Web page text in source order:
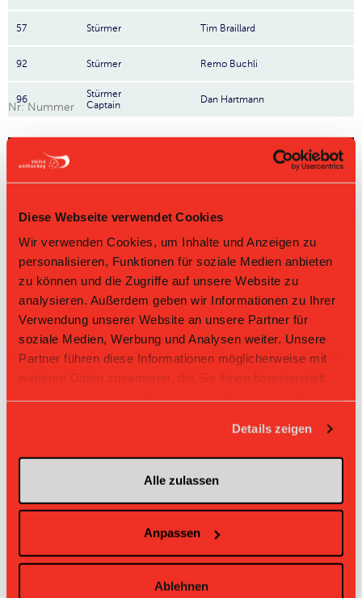
Diese Webseite verwendet Cookies
Wir verwenden Cookies, um Inhalte und Anzeigen zu
personalisieren, Funktionen für soziale Medien anbieten
zu können und die Zugriffe auf unsere Website zu
analysieren. Außerdem geben wir Informationen zu Ihrer
Verwendung unserer Website an unsere Partner für
soziale Medien, Werbung und Analysen weiter. Unsere
Partner führen diese Informationen möglicherweise mit
weiteren Daten zusammen, die Sie ihnen bereitgestellt
Details zeigen
Alle zulassen
Anpassen
Ablehnen
57 Stürmer Tim Braillard
92 Stürmer Remo Buchli
96
Stürmer
Captain
Dan Hartmann
Nr: Nummer
Tabelle Herren GF NLA Gruppe 1 2021/22 per
08.08.2026
Rg. Team Sp TD PQ P
GC 22 +71 2.455
Köniz
3 SVWE 21 +38 2.238 47
4 Zug United 22 +12 1.727 38
-10
9 Chur 22 +5 1.318 29